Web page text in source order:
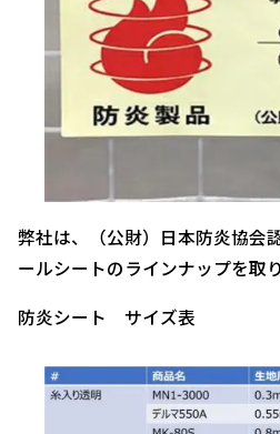
弊社は、（公財）日本防炎協会
ールシートのラインナップを取
防炎シート サイズ表